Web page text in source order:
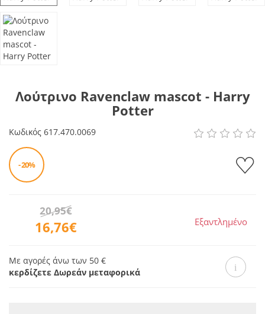
Λούτρινο Ravenclaw mascot - Harry
Potter
Κωδικός 617.470.0069
- 20%
16,76€
20,95€
Εξαντλημένο
Με αγορές άνω των 50 €
κερδίζετε Δωρεάν μεταφορικά